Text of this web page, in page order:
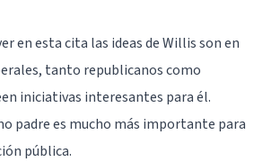
en esta cita las ideas de Willis son en
tanto republicanos como
iniciativas interesantes para él.
padre es mucho más importante para
pública.